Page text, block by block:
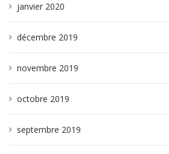
janvier 2020
décembre 2019
novembre 2019
octobre 2019
septembre 2019